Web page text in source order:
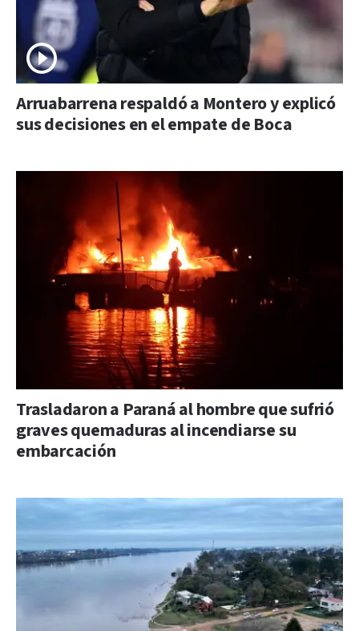
Arruabarrena respaldó a Montero y explicó
sus decisiones en el empate de Boca
Trasladaron a Paraná al hombre que sufrió
graves quemaduras al incendiarse su
embarcación